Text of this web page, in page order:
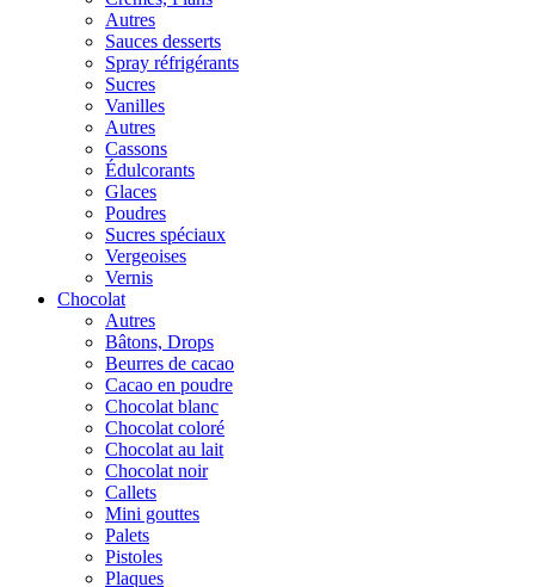
Autres
Sauces desserts
Spray réfrigérants
Sucres
Vanilles
Autres
Cassons
Édulcorants
Glaces
Poudres
Sucres spéciaux
Vergeoises
Vernis
Chocolat
Autres
Bâtons, Drops
Beurres de cacao
Cacao en poudre
Chocolat blanc
Chocolat coloré
Chocolat au lait
Chocolat noir
Callets
Mini gouttes
Palets
Pistoles
Plaques